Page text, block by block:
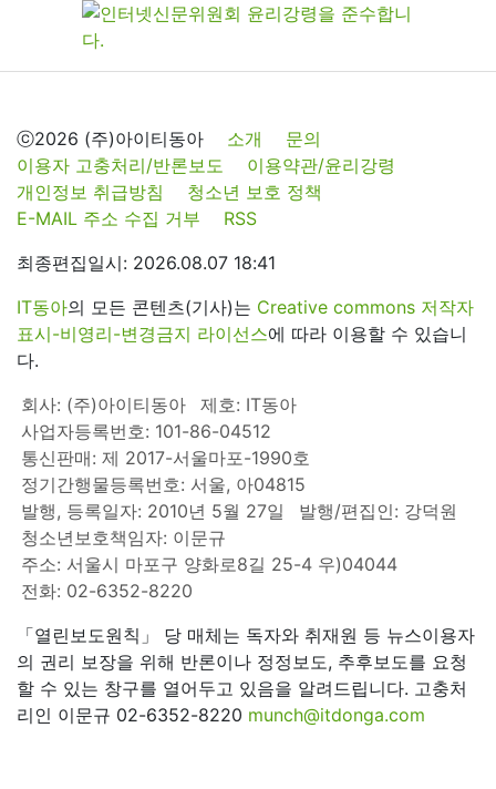
ⓒ2026 (주)아이티동아 소개
문의
이용자 고충처리/반론보도
이용약관/윤리강령
개인정보 취급방침
청소년 보호 정책
E-MAIL 주소 수집 거부
RSS
최종편집일시: 2026.08.07 18:41
IT동아의 모든 콘텐츠(기사)는 Creative commons 저작자
표시-비영리-변경금지 라이선스에 따라 이용할 수 있습니
다.
회사: (주)아이티동아
제호: IT동아
사업자등록번호: 101-86-04512
통신판매: 제 2017-서울마포-1990호
정기간행물등록번호: 서울, 아04815
발행, 등록일자: 2010년 5월 27일
발행/편집인: 강덕원
청소년보호책임자: 이문규
주소: 서울시 마포구 양화로8길 25-4 우)04044
전화: 02-6352-8220
「열린보도원칙」 당 매체는 독자와 취재원 등 뉴스이용자
의 권리 보장을 위해 반론이나 정정보도, 추후보도를 요청
할 수 있는 창구를 열어두고 있음을 알려드립니다. 고충처
리인 이문규 02-6352-8220 munch@itdonga.com